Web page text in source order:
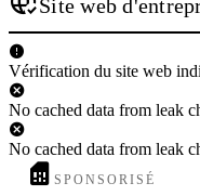
Site web
Vérification du site web
No cached data from leak
No cached data from leak
SPONSORISÉ